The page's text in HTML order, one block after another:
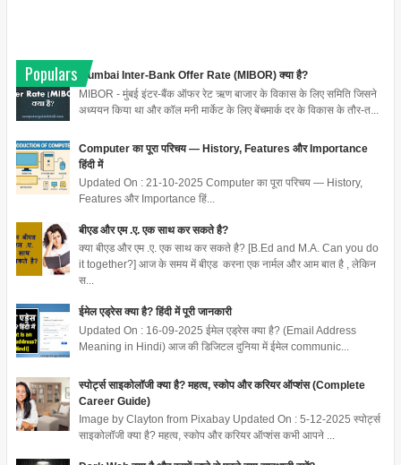
Populars
Mumbai Inter-Bank Offer Rate (MIBOR) क्या है?
MIBOR - मुंबई इंटर-बैंक ऑफर रेट ऋण बाजार के विकास के लिए समिति जिसने
अध्ययन किया था और कॉल मनी मार्केट के लिए बेंचमार्क दर के विकास के तौर-त...
Computer का पूरा परिचय — History, Features और Importance
हिंदी में
Updated On : 21-10-2025 Computer का पूरा परिचय — History,
Features और Importance हिं...
बीएड और एम .ए. एक साथ कर सकते है?
क्या बीएड और एम .ए. एक साथ कर सकते है? [B.Ed and M.A. Can you do
it together?] आज के समय में बीएड करना एक नार्मल और आम बात है , लेकिन
स...
ईमेल एड्रेस क्या है? हिंदी में पूरी जानकारी
Updated On : 16-09-2025 ईमेल एड्रेस क्या है? (Email Address
Meaning in Hindi) आज की डिजिटल दुनिया में ईमेल communic...
स्पोर्ट्स साइकोलॉजी क्या है? महत्व, स्कोप और करियर ऑप्शंस (Complete
Career Guide)
Image by Clayton from Pixabay Updated On : 5-12-2025 स्पोर्ट्स
साइकोलॉजी क्या है? महत्व, स्कोप और करियर ऑप्शंस कभी आपने ...